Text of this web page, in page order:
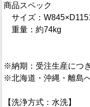
商品スペック
サイズ：
重量：約74kg
※納期：受注生産につ
※北海道・沖縄・離島
【洗浄方式：水洗】